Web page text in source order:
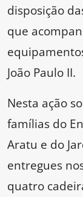
disposição
que
João Paulo II.
Nesta ação
famílias do
Aratu e do
entregues
quatro